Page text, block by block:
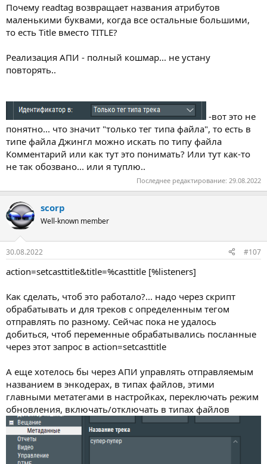
Почему readtag возвращает названия атрибутов
маленькими буквами, когда все остальные большими,
то есть Title вместо TITLE?
Реализация АПИ - полный кошмар... не устану
повторять..
-вот это не
понятно... что значит "только тег типа файла", то есть в
типе файла Джингл можно искать по типу файла
Комментарий или как тут это понимать? Или тут как-то
не так обозвано... или я туплю..
Последнее редактирование: 29.08.2022
scorp
Well-known member
30.08.2022 #107
action=setcasttitle&title=%casttitle [%listeners]
Как сделать, чтоб это работало?... надо через скрипт
обрабатывать и для треков с определенным тегом
отправлять по разному. Сейчас пока не удалось
добиться, чтоб переменные обрабатывались посланные
через этот запрос в action=setcasttitle
А еще хотелось бы через АПИ управлять отправляемым
названием в энкодерах, в типах файлов, этими
главными метатегами в настройках, переключать режим
обновления, включать/отключать в типах файлов